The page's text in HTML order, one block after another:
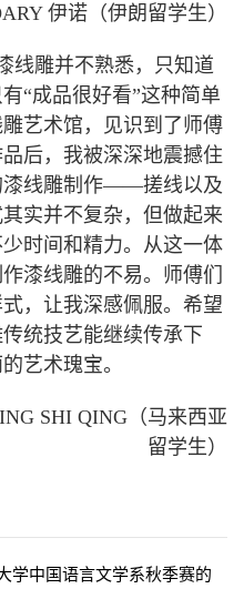
伊诺（伊朗留学生）
线雕并不熟悉，只知道
“成品很好看”这种简单
艺术馆，见识到了师傅
后，我被深深地震撼住
漆线雕制作——搓线以及
实并不复杂，但做起来
时间和精力。从这一体
漆线雕的不易。师傅们
，让我深感佩服。希望
统技艺能继续传承下
艺术瑰宝。
SHI QING（马来西亚
留学生）
学中国语言文学系秋季赛的